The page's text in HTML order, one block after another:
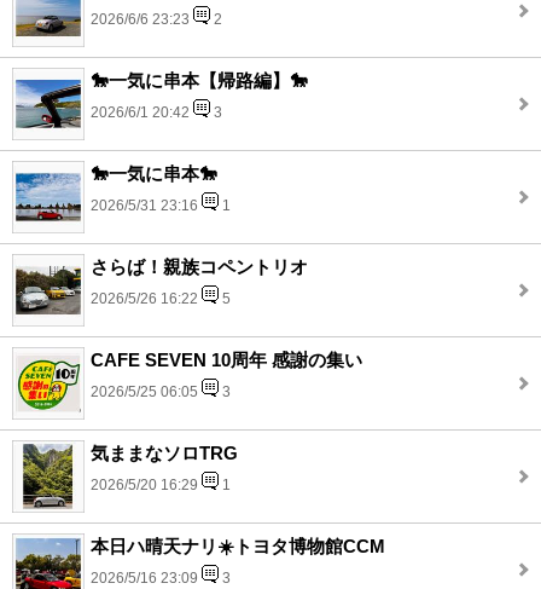
2026/6/6 23:23 2
🐎一気に串本【帰路編】🐎
2026/6/1 20:42 3
🐎一気に串本🐎
2026/5/31 23:16 1
さらば！親族コペントリオ
2026/5/26 16:22 5
CAFE SEVEN 10周年 感謝の集い
2026/5/25 06:05 3
気ままなソロTRG
2026/5/20 16:29 1
本日ハ晴天ナリ☀️トヨタ博物館CCM
2026/5/16 23:09 3